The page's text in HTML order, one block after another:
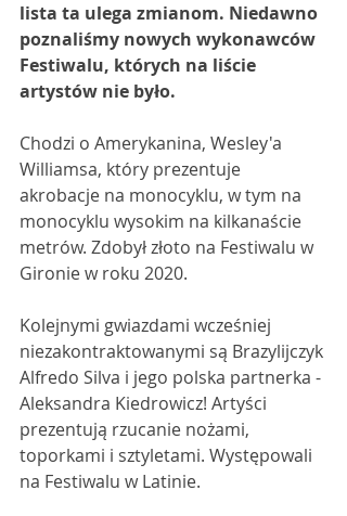
lista ta ulega zmianom. Niedawno
poznaliśmy nowych wykonawców
Festiwalu, których na liście
artystów nie było.
Chodzi o Amerykanina, Wesley'a
Williamsa, który prezentuje
akrobacje na monocyklu, w tym na
monocyklu wysokim na kilkanaście
metrów. Zdobył złoto na Festiwalu w
Gironie w roku 2020.
Kolejnymi gwiazdami wcześniej
niezakontraktowanymi są Brazylijczyk
Alfredo Silva i jego polska partnerka -
Aleksandra Kiedrowicz! Artyści
prezentują rzucanie nożami,
toporkami i sztyletami. Występowali
na Festiwalu w Latinie.